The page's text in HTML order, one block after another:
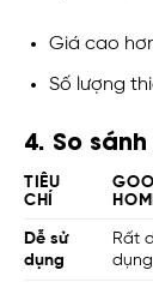
Giá cao
Số lượng
4. So
TIÊU
CHÍ
Dễ sử
dụng
Rất
dụng